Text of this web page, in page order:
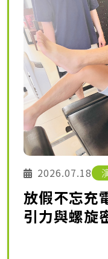
2026.07.18
放假不忘充
引力與螺旋